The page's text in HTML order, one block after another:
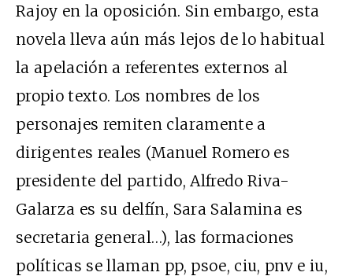
Rajoy en la oposición. Sin embargo, esta
novela lleva aún más lejos de lo habitual
la apelación a referentes externos al
propio texto. Los nombres de los
personajes remiten claramente a
dirigentes reales (Manuel Romero es
presidente del partido, Alfredo Riva-
Galarza es su delfín, Sara Salamina es
secretaria general…), las formaciones
políticas se llaman pp, psoe, ciu, pnv eiu,